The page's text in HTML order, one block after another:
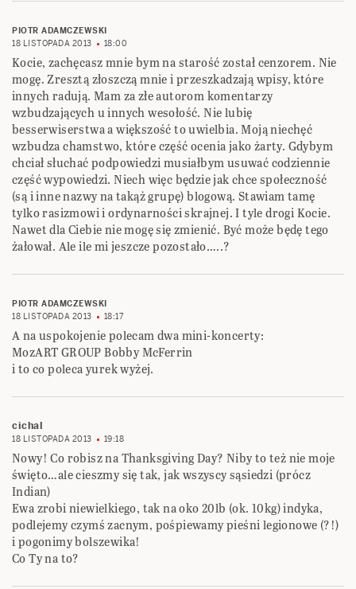
PIOTR ADAMCZEWSKI
18 LISTOPADA 2013
18:00
Kocie, zachęcasz mnie bym na starość został cenzorem. Nie
mogę. Zresztą złoszczą mnie i przeszkadzają wpisy, które
innych radują. Mam za złe autorom komentarzy
wzbudzających u innych wesołość. Nie lubię
besserwiserstwa a większość to uwielbia. Moją niechęć
wzbudza chamstwo, które część ocenia jako żarty. Gdybym
chciał słuchać podpowiedzi musiałbym usuwać codziennie
część wypowiedzi. Niech więc będzie jak chce społeczność
(są i inne nazwy na takąż grupę) blogową. Stawiam tamę
tylko rasizmowi i ordynarności skrajnej. I tyle drogi Kocie.
Nawet dla Ciebie nie mogę się zmienić. Być może będę tego
żałował. Ale ile mi jeszcze pozostało…..?
PIOTR ADAMCZEWSKI
18 LISTOPADA 2013
18:17
A na uspokojenie polecam dwa mini-koncerty:
MozART GROUP Bobby McFerrin
i to co poleca yurek wyżej.
cichal
18 LISTOPADA 2013 19:18
Nowy! Co robisz na Thanksgiving Day? Niby to też nie moje
święto…ale cieszmy się tak, jak wszyscy sąsiedzi (prócz
Indian)
Ewa zrobi niewielkiego, tak na oko 20lb (ok. 10kg) indyka,
podlejemy czymś zacnym, pośpiewamy pieśni legionowe (?!)
i pogonimy bolszewika!
Co Ty na to?